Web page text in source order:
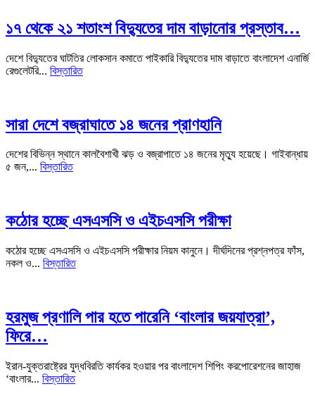
১৭ থেকে ২১ শতাংশ বিদ্যুতের দাম বাড়ানোর প্রস্তাব…
দেশে বিদ্যুতের ঘাটতির লোকসান কমাতে পাইকারি বিদ্যুতের দাম বাড়াতে বাংলাদেশ এনার্জি
রেগুলেটরি... বিস্তারিত
সারা দেশে বজ্রাঘাতে ১৪ জনের প্রাণহানি
দেশের বিভিন্ন স্থানে কালবৈশাখী ঝড় ও বজ্রাপাতে ১৪ জনের মৃত্যু হয়েছে। গাইবান্ধায়
৫ জন,... বিস্তারিত
কঠোর হচ্ছে এসএসসি ও এইচএসসি পরীক্ষা
কঠোর হচ্ছে এসএসসি ও এইচএসসি পরীক্ষার নিয়ম কানুনে। দীর্ঘদিনের প্রশ্নপত্র ফাঁস,
নকল ও... বিস্তারিত
হরমুজ প্রণালি পার হতে পারেনি ‘বাংলার জয়যাত্রা’,
ফিরে…
ইরান-যুক্তরাষ্ট্রের যুদ্ধবিরতি কার্যকর হওয়ার পর বাংলাদেশ শিপিং করপোরেশনের জাহাজ
‘বাংলার... বিস্তারিত